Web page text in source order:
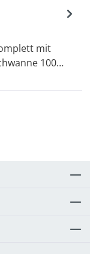
mit
100…